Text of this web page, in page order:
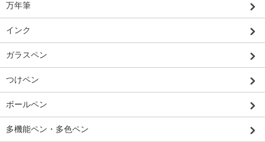
万年筆
インク
ガラスペン
つけペン
ボールペン
多機能ペン・多色ペン